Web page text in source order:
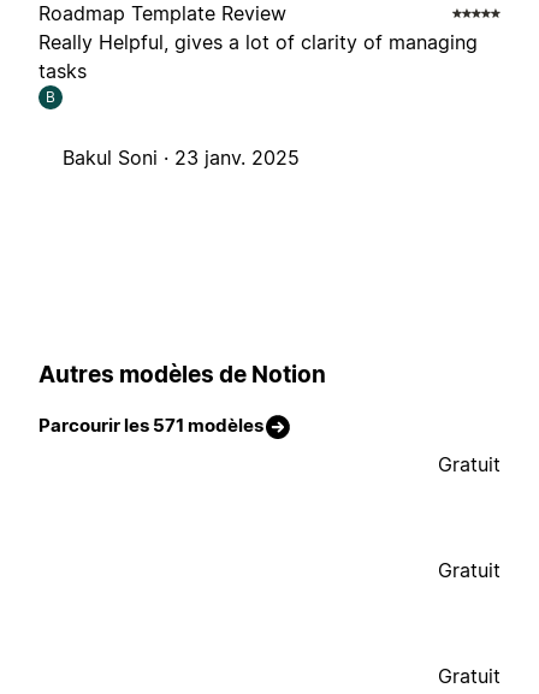
Roadmap Template Review
Really Helpful, gives a lot of clarity of managing
tasks
B
Bakul Soni · 23 janv. 2025
Autres modèles de Notion
Parcourir les 571 modèles
Gratuit
Gratuit
Gratuit